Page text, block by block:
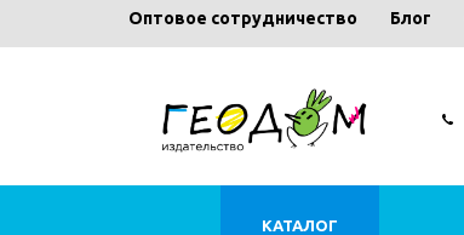
Оптовое сотрудничество Блог
КАТАЛОГ